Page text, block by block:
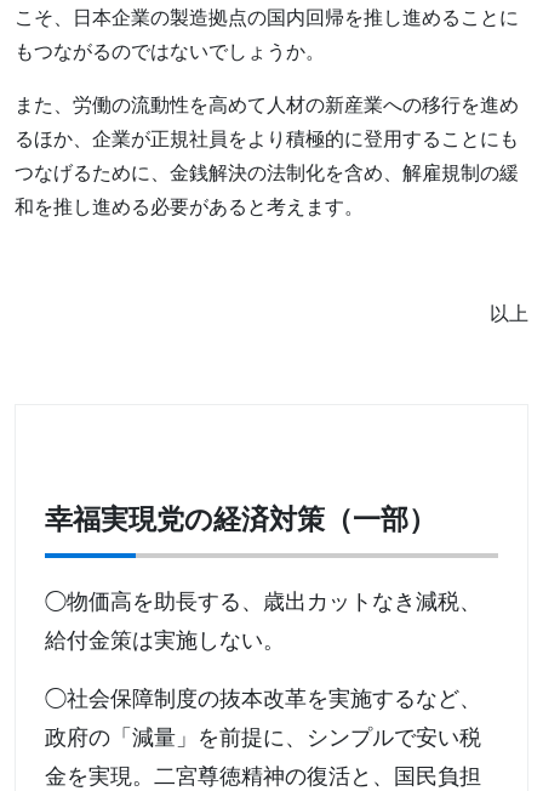
こそ、日本企業の製造拠点の国内回帰を推し進めることに
もつながるのではないでしょうか。
また、労働の流動性を高めて人材の新産業への移行を進め
るほか、企業が正規社員をより積極的に登用することにも
つなげるために、金銭解決の法制化を含め、解雇規制の緩
和を推し進める必要があると考えます。
以上
幸福実現党の経済対策（一部）
◯物価高を助長する、歳出カットなき減税、
給付金策は実施しない。
◯社会保障制度の抜本改革を実施するなど、
政府の「減量」を前提に、シンプルで安い税
金を実現。二宮尊徳精神の復活と、国民負担